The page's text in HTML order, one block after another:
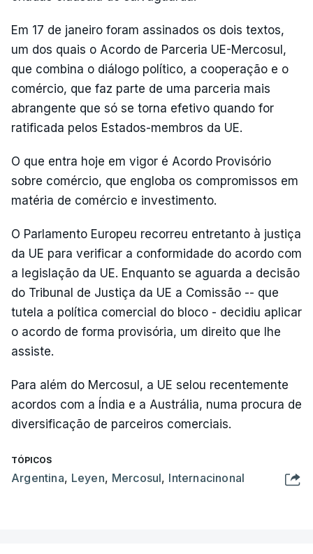
Em 17 de janeiro foram assinados os dois textos,
um dos quais o Acordo de Parceria UE-Mercosul,
que combina o diálogo político, a cooperação e o
comércio, que faz parte de uma parceria mais
abrangente que só se torna efetivo quando for
ratificada pelos Estados-membros da UE.
O que entra hoje em vigor é Acordo Provisório
sobre comércio, que engloba os compromissos em
matéria de comércio e investimento.
O Parlamento Europeu recorreu entretanto à justiça
da UE para verificar a conformidade do acordo com
a legislação da UE. Enquanto se aguarda a decisão
do Tribunal de Justiça da UE a Comissão -- que
tutela a política comercial do bloco - decidiu aplicar
o acordo de forma provisória, um direito que lhe
assiste.
Para além do Mercosul, a UE selou recentemente
acordos com a Índia e a Austrália, numa procura de
diversificação de parceiros comerciais.
TÓPICOS
Argentina, Leyen, Mercosul, Internacinonal